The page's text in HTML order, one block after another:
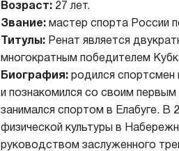
Возраст: 27 лет.
Звание: мастер спорта России
Титулы: Ренат является
многократным победителем
Биография: родился спортсмен
и познакомился со своим
занимался спортом в Елабуге. В
физической культуры в
руководством заслуженного